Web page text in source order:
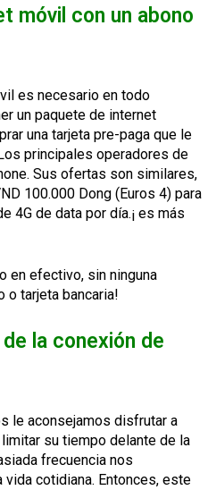
móvil con un abono
es necesario en todo
un paquete de internet
una tarjeta pre-paga que le
principales operadores de
Sus ofertas son similares,
100.000 Dong (Euros 4) para
4G de data por día.¡ es más
en efectivo, sin ninguna
o tarjeta bancaria!
la conexión de
le aconsejamos disfrutar a
su tiempo delante de la
frecuencia nos
cotidiana. Entonces, este